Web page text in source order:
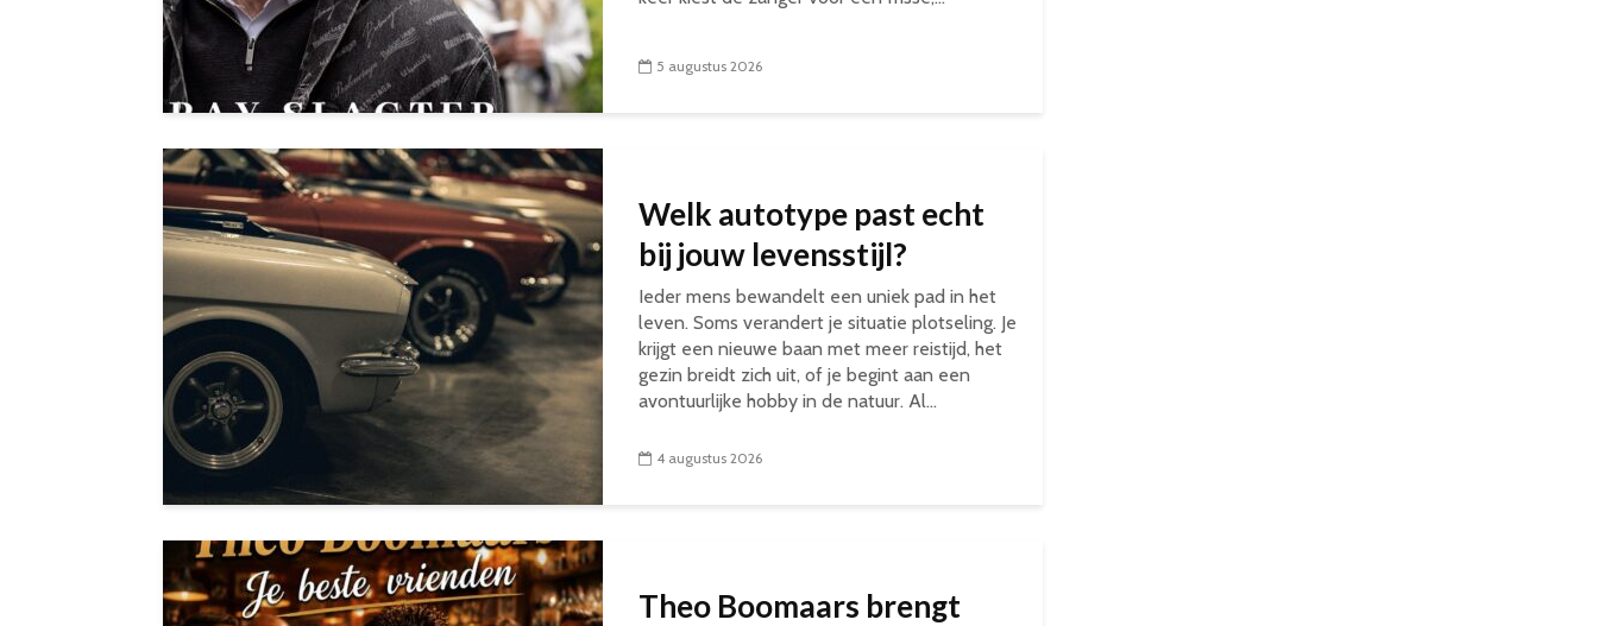
5 augustus 2026
Welk autotype past echt
bij jouw levensstijl?
Ieder mens bewandelt een uniek pad in het
leven. Soms verandert je situatie plotseling. Je
krijgt een nieuwe baan met meer reistijd, het
gezin breidt zich uit, of je begint aan een
avontuurlijke hobby in de natuur. Al...
4 augustus 2026
Theo Boomaars brengt